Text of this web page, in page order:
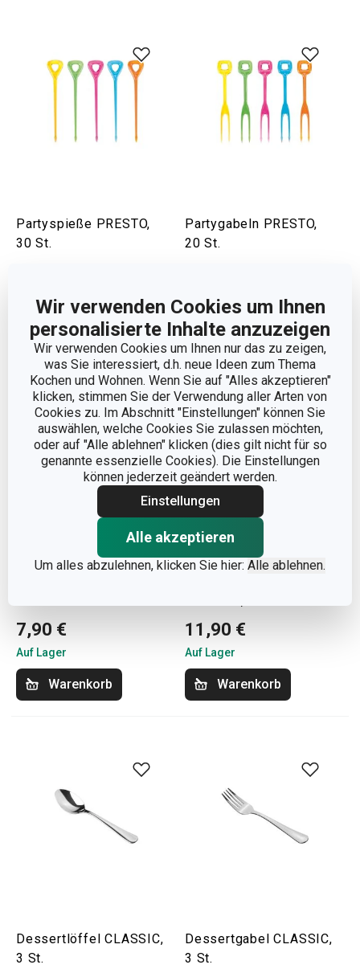
Wir verwenden Cookies um Ihnen
personalisierte Inhalte anzuzeigen
Wir verwenden Cookies um Ihnen nur das zu zeigen,
was Sie interessiert, d.h. neue Ideen zum Thema
Kochen und Wohnen. Wenn Sie auf "Alles akzeptieren"
klicken, stimmen Sie der Verwendung aller Arten von
Cookies zu. Im Abschnitt "Einstellungen" können Sie
auswählen, welche Cookies Sie zulassen möchten,
oder auf "Alle ablehnen" klicken (dies gilt nicht für so
genannte essenzielle Cookies). Die Einstellungen
können jederzeit geändert werden.
Einstellungen
Alle akzeptieren
Um alles abzulehnen, klicken Sie hier: Alle ablehnen.
Partyspieße PRESTO,
30 St.
Warenkorb
Partygabeln PRESTO,
20 St.
Warenkorb
7,90 €
Auf Lager
Warenkorb
11,90 €
Auf Lager
Warenkorb
Dessertlöffel CLASSIC,
3 St.
Dessertgabel CLASSIC,
3 St.